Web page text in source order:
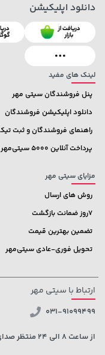
141,000 تومان
165,900
لینک های مفید
پنل فروشندگان سیتی مهر
دانلود اپلیکیشن فروشندگان
راهنمای فروشندگان و ثبت
پرداخت آنلاین 5000 سیتی‌مهر
مزایای سیتی مهر
روش های ارسال
7روز ضمانت بازگشت
تضمین بهترین قیمت
تحویل فوری-عادی سیتی‌مهر
دانلود اپلیکیشن
ارتباط با سیتی مهر
031-91099499
از ساعت 8 الی 24 منتظر صدای گرمتان هستیم.